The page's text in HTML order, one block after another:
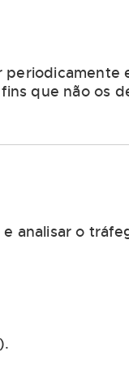
periodicamente
que não os
analisar o